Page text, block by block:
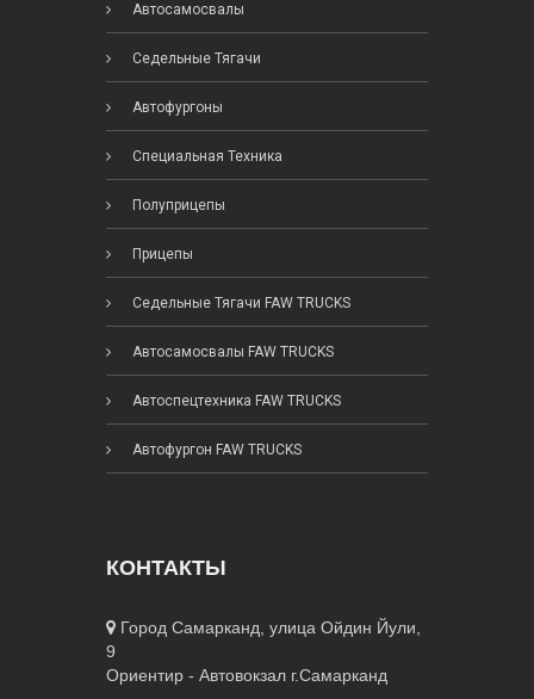
Автосамосвалы
Седельные Тягачи
Автофургоны
Специальная Техника
Полуприцепы
Прицепы
Седельные Тягачи FAW TRUCKS
Автосамосвалы FAW TRUCKS
Автоспецтехника FAW TRUCKS
Автофургон FAW TRUCKS
КОНТАКТЫ
Город Самарканд, улица Ойдин Йули,
9
Ориентир - Автовокзал г.Самарканд